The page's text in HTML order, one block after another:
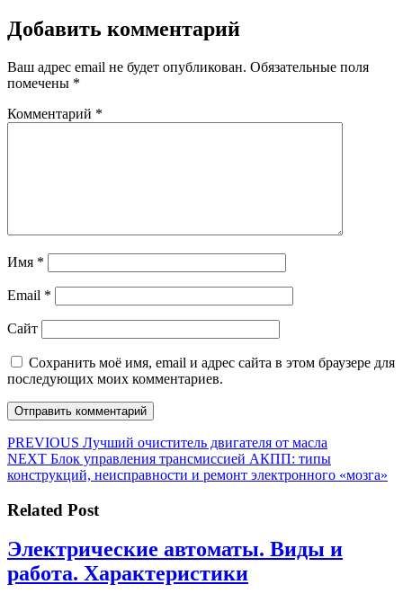
Добавить комментарий
Ваш адрес email не будет опубликован. Обязательные поля
помечены *
Комментарий *
Имя *
Email *
Сайт
Сохранить моё имя, email и адрес сайта в этом браузере для
последующих моих комментариев.
Навигация
по
PREVIOUS Предыдущая
запись:
Лучший очиститель двигателя от масла
NEXT Следующая
запись:
Блок управления трансмиссией АКПП: типы
конструкций, неисправности и ремонт электронного «мозга»
Related Post
Электрические автоматы. Виды и
работа. ХарактеристикиЭлектрические